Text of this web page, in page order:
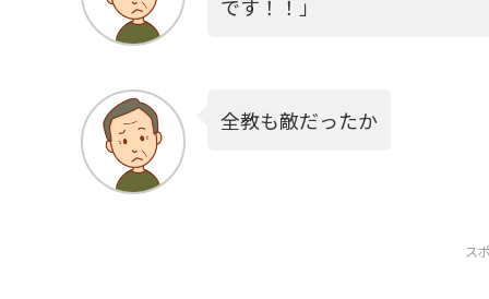
です！！」
全教も敵だったか
ス